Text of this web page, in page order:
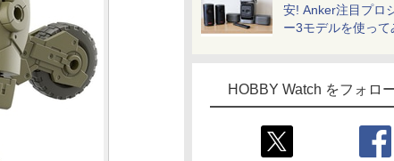
安! Anker注目プロ
ー3モデルを使って
HOBBY Watch をフォロ